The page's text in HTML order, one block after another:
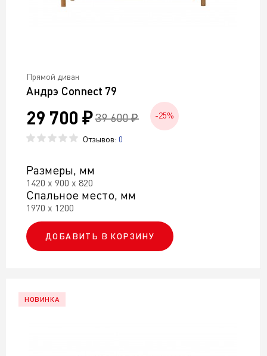
Прямой диван
Андрэ Connect 79
29 700 ₽ 39 600 ₽ -25%
Отзывов: 0
Размеры, мм
1420 х 900 х 820
Спальное место, мм
1970 х 1200
ДОБАВИТЬ В КОРЗИНУ
НОВИНКА